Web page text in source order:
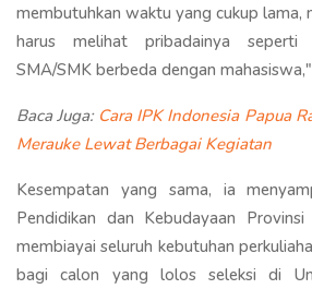
membutuhkan waktu yang cukup lama,
harus melihat pribadainya
SMA/SMK berbeda dengan
Baca Juga: Cara IPK Indonesia Papua
Merauke Lewat Berbagai Kegiatan
Kesempatan yang sama, ia
Pendidikan dan Kebudayaan
membiayai seluruh kebutuhan
bagi calon yang lolos seleksi di